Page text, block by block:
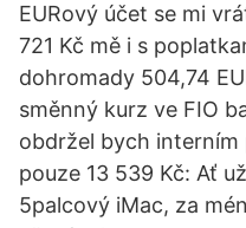
EURový účet se mi
721 Kč mě i s
dohromady 504,74
směnný kurz ve FIO
obdržel bych interním
pouze 13 539 Kč: Ať
5palcový iMac, za